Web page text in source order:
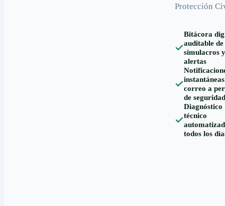
Protección
Bitácora
auditable de
simulacros y
alertas
correo a
de seguridad
Diagnóstico
técnico
todos los